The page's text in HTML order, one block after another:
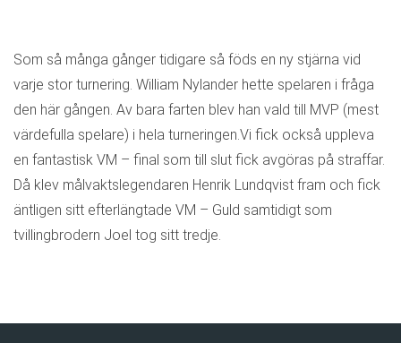
Som så många gånger tidigare så föds en ny stjärna vid
varje stor turnering. William Nylander hette spelaren i fråga
den här gången. Av bara farten blev han vald till MVP (mest
värdefulla spelare) i hela turneringen.Vi fick också uppleva
en fantastisk VM – final som till slut fick avgöras på straffar.
Då klev målvaktslegendaren Henrik Lundqvist fram och fick
äntligen sitt efterlängtade VM – Guld samtidigt som
tvillingbrodern Joel tog sitt tredje.